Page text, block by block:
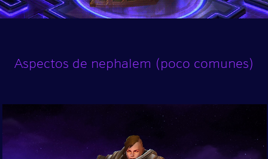
Aspectos de nephalem (poco comunes)